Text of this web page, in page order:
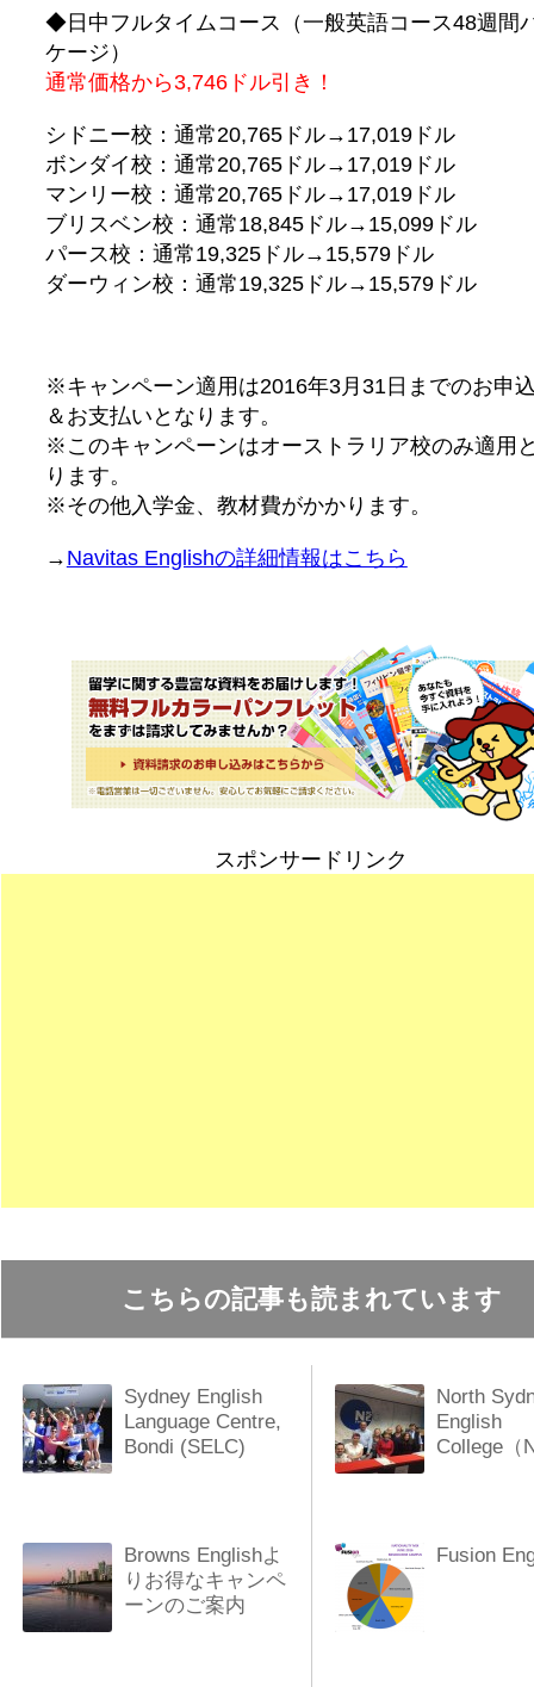
◆日中フルタイムコース（一般英語コース48週間
ケージ）
通常価格から3,746ドル引き！
シドニー校：通常20,765ドル→17,019ドル
ボンダイ校：通常20,765ドル→17,019ドル
マンリー校：通常20,765ドル→17,019ドル
ブリスベン校：通常18,845ドル→15,099ドル
パース校：通常19,325ドル→15,579ドル
ダーウィン校：通常19,325ドル→15,579ドル
※キャンペーン適用は2016年3月31日までのお申
＆お支払いとなります。
※このキャンペーンはオーストラリア校のみ適用
ります。
※その他入学金、教材費がかかります。
→Navitas Englishの詳細情報はこちら
スポンサードリンク
こちらの記事も読まれています
Sydney English
Language Centre,
Bondi (SELC)
Browns Englishよ
りお得なキャンペ
ーンのご案内
North
English
College（
Fusion